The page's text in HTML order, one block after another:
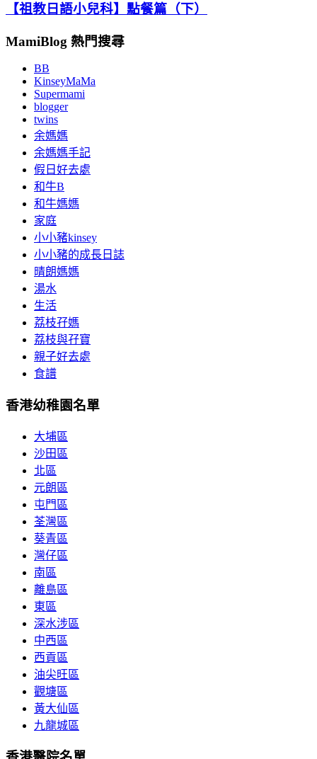
【祖教日語小兒科】點餐篇（下）
MamiBlog 熱門搜尋
BB
KinseyMaMa
Supermami
blogger
twins
余媽媽
余媽媽手記
假日好去處
和牛B
和牛媽媽
家庭
小小豬kinsey
小小豬的成長日誌
晴朗媽媽
湯水
生活
荔枝孖媽
荔枝與孖寶
親子好去處
食譜
香港幼稚園名單
大埔區
沙田區
北區
元朗區
屯門區
荃灣區
葵青區
灣仔區
南區
離島區
東區
深水涉區
中西區
西貢區
油尖旺區
觀塘區
黃大仙區
九龍城區